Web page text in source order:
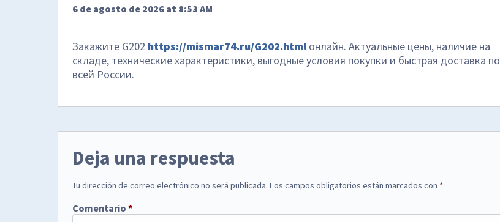
6 de agosto de 2026 at 8:53 AM
Закажите G202 https://mismar74.ru/G202.htmlонлайн. Актуальные цены, наличие на
складе, технические характеристики, выгодные условия покупки и быстрая доставка по
всей России.
Deja una respuesta
Tu dirección de correo electrónico no será publicada. Los campos obligatorios están marcados con *
Comentario *